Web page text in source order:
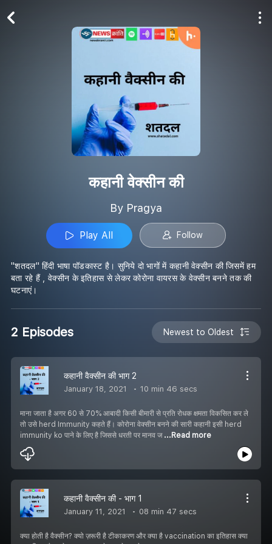
कहानी वेक्सीन की
By Pragya
Play All Follow
"शतदल" हिंदी भाषा पॉडकास्ट है। सुनिये दो भागों में कहानी वेक्सीन की जिसमें हम
बता रहे हैं , वेक्सीन के इतिहास से लेकर कोरोना वायरस के वेक्सीन बनने तक की
घटनाएं।
2 Episodes Newest to Oldest
कहानी वैक्सीन की भाग 2
January 18, 2021 10 min 46 secs
माना जाता है अगर 60 से 70% आबादी किसी बीमारी से प्रति रोधक क्षमता विकसित कर ले
तो उसे herd Immunity कहते हैं। कोरोना वेक्सीन बनने की सारी कहानी इसी herd
immunity ko पाने के लिए है जिससे धरती पर मानव ज ...Read more
कहानी वैक्सीन की - भाग 1
January 11, 2021 08 min 47 secs
क्या होती है वैक्सीन? क्यो ज़रूरी है टीकाकरण और क्या है vaccination का इतिहास क्या